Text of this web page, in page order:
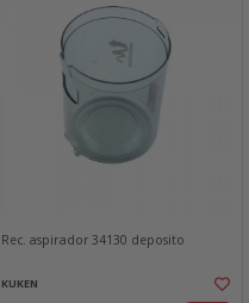
Rec. aspirador 34130 deposito
KUKEN